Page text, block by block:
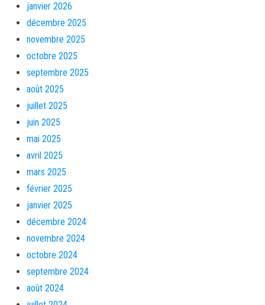
janvier 2026
décembre 2025
novembre 2025
octobre 2025
septembre 2025
août 2025
juillet 2025
juin 2025
mai 2025
avril 2025
mars 2025
février 2025
janvier 2025
décembre 2024
novembre 2024
octobre 2024
septembre 2024
août 2024